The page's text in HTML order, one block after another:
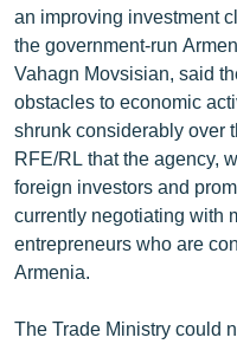
ՄԵԿՆԱԲԱՆՈՒԹՅՈՒՆ
ՏՏ ԵՒ ԻՆՏԵՐՆԵՏ
ԿՈՐՈՆԱՎԻՐՈՒՍ
ԱՐԽԻՎ
ՏԵՍԱՆՅՈՒԹԵՐ
ԲԱՆԱՎԵՃ
ՁԳՏԵԼՈՎ ԼԱՎԱԳՈՒՅՆԻՆ
ՓՈԴՔԱՍԹ
an improving investment
the government-run
Vahagn Movsisian, said
obstacles to economic
shrunk considerably over
RFE/RL that the agency,
foreign investors and
currently negotiating with
entrepreneurs who are
Armenia.
The Trade Ministry could